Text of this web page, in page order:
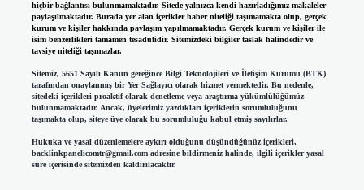
hiçbir bağlantısı bulunmamaktadır. Sitede yalnızca kendi hazırladığımız makaleler
paylaşılmaktadır. Burada yer alan içerikler haber niteliği taşımamakta olup, gerçek
kurum ve kişiler hakkında paylaşım yapılmamaktadır. Gerçek kurum ve kişiler ile
isim benzerlikleri tamamen tesadüfidir. Sitemizdeki bilgiler taslak halindedir ve
tavsiye niteliği taşımazlar.
Sitemiz, 5651 Sayılı Kanun gereğince Bilgi Teknolojileri ve İletişim Kurumu (BTK)
tarafından onaylanmış bir Yer Sağlayıcı olarak hizmet vermektedir. Bu nedenle,
sitedeki içerikleri proaktif olarak denetleme veya araştırma yükümlülüğümüz
bulunmamaktadır. Ancak, üyelerimiz yazdıkları içeriklerin sorumluluğunu
taşımakta olup, siteye üye olarak bu sorumluluğu kabul etmiş sayılırlar.
Hukuka ve yasal düzenlemelere aykırı olduğunu düşündüğünüz içerikleri,
backlinkpanelicomtr@gmail.comadresine bildirmeniz halinde, ilgili içerikler yasal
süre içerisinde sitemizden kaldırılacaktır.